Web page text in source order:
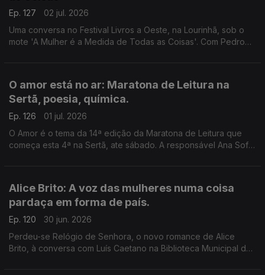
Ep. 127
02 jul. 2026
Uma conversa no Festival Livros a Oeste, na Lourinhã, sob o
mote 'A Mulher é a Medida de Todas as Coisas'. Com Pedro
O amor está no ar: Maratona de Leitura na
Sertã, poesia, química.
Ep. 126
01 jul. 2026
O Amor é o tema da 14ª edição da Maratona de Leitura que
começa esta 4ª na Sertã, ate sábado. A responsável Ana Sofia
Alice Brito: A voz das mulheres numa coisa
pardaça em forma de país.
Ep. 120
30 jun. 2026
Perdeu-se Relógio de Senhora, o novo romance de Alice
Brito, à conversa com Luís Caetano na Biblioteca Municipal de